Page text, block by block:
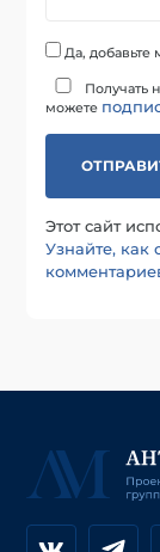
Да, добавьте
Получать
можете
Этот сайт
Узнайте,